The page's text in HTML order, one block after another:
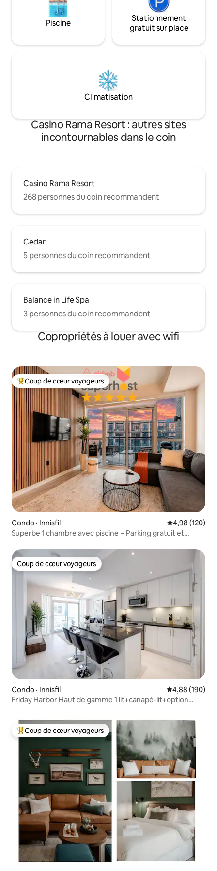
Piscine
Stationnement
gratuit sur place
Climatisation
Casino Rama Resort : autres sites
incontournables dans le coin
Casino Rama Resort
268 personnes du coin recommandent
Cedar
5 personnes du coin recommandent
Balance in Life Spa
3 personnes du coin recommandent
Copropriétés à louer avec wifi
Coup de cœur voyageurs parmi les plus aimés
Coup de cœur voyageurs
Condo · Innisfil Note
4,98 (120)
Superbe 1 chambre avec piscine ~ Parking gratuit et
Coup de cœur voyageurs
Coup de cœur voyageurs
Condo · Innisfil Note
4,88 (190)
Friday Harbor Haut de gamme 1 lit+canapé-lit+option
Coup de cœur voyageurs parmi les plus aimés
Coup de cœur voyageurs